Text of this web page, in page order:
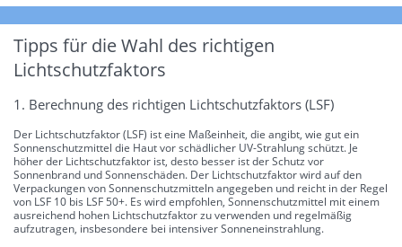
Tipps für die Wahl des richtigen
Lichtschutzfaktors
1. Berechnung des richtigen Lichtschutzfaktors (LSF)
Der Lichtschutzfaktor (LSF) ist eine Maßeinheit, die angibt, wie gut ein
Sonnenschutzmittel die Haut vor schädlicher UV-Strahlung schützt. Je
höher der Lichtschutzfaktor ist, desto besser ist der Schutz vor
Sonnenbrand und Sonnenschäden. Der Lichtschutzfaktor wird auf den
Verpackungen von Sonnenschutzmitteln angegeben und reicht in der Regel
von LSF 10 bis LSF 50+. Es wird empfohlen, Sonnenschutzmittel mit einem
ausreichend hohen Lichtschutzfaktor zu verwenden und regelmäßig
aufzutragen, insbesondere bei intensiver Sonneneinstrahlung.